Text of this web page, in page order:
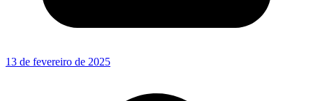
13 de fevereiro de 2025